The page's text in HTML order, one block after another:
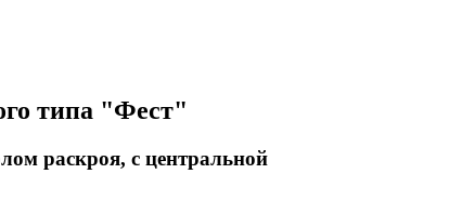
типа "Фест"
раскроя, с центральной